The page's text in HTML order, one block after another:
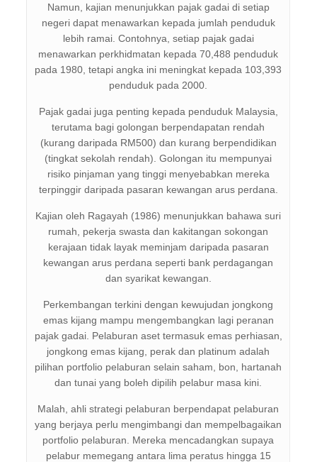
Namun, kajian menunjukkan pajak gadai di setiap
negeri dapat menawarkan kepada jumlah penduduk
lebih ramai. Contohnya, setiap pajak gadai
menawarkan perkhidmatan kepada 70,488 penduduk
pada 1980, tetapi angka ini meningkat kepada 103,393
penduduk pada 2000.
Pajak gadai juga penting kepada penduduk Malaysia,
terutama bagi golongan berpendapatan rendah
(kurang daripada RM500) dan kurang berpendidikan
(tingkat sekolah rendah). Golongan itu mempunyai
risiko pinjaman yang tinggi menyebabkan mereka
terpinggir daripada pasaran kewangan arus perdana.
Kajian oleh Ragayah (1986) menunjukkan bahawa suri
rumah, pekerja swasta dan kakitangan sokongan
kerajaan tidak layak meminjam daripada pasaran
kewangan arus perdana seperti bank perdagangan
dan syarikat kewangan.
Perkembangan terkini dengan kewujudan jongkong
emas kijang mampu mengembangkan lagi peranan
pajak gadai. Pelaburan aset termasuk emas perhiasan,
jongkong emas kijang, perak dan platinum adalah
pilihan portfolio pelaburan selain saham, bon, hartanah
dan tunai yang boleh dipilih pelabur masa kini.
Malah, ahli strategi pelaburan berpendapat pelaburan
yang berjaya perlu mengimbangi dan mempelbagaikan
portfolio pelaburan. Mereka mencadangkan supaya
pelabur memegang antara lima peratus hingga 15